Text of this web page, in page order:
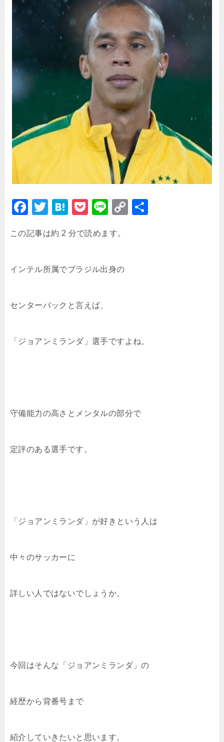
F
c
b
o
T
tt
H
e
a
P
c
et
Li
e
C
この記事は約 2 分で読めます。
インテル所属でブラジル出身の
センターバックと言えば、
「ジョアンミランダ」選手ですよね。
守備能力の高さとメンタルの部分で
定評のある選手です。
「ジョアンミランダ」が好きという人は
中々のサッカーに
詳しい人ではないでしょうか。
今回はそんな「ジョアンミランダ」の
経歴から背番号まで
紹介していきたいと思います。